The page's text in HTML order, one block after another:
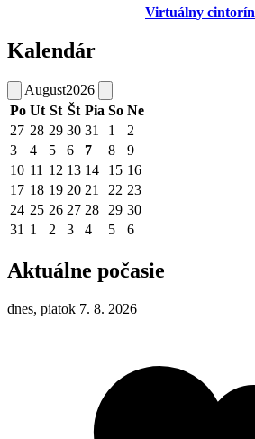
Virtuálny cintorín
Kalendár
August2026
Po Ut St Št Pia So Ne
27 28 29 30 31 1
2
3
4 5 6 7 8
9
10 11 12 13 14 15 16
17 18 19 20 21 22 23
24 25 26 27 28 29 30
31 1 2 3 4 5 6
Aktuálne počasie
dnes, piatok 7. 8. 2026